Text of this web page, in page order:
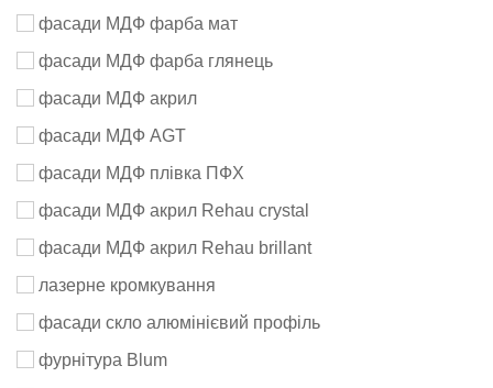
фасади МДФ фарба мат
фасади МДФ фарба глянець
фасади МДФ акрил
фасади МДФ AGT
фасади МДФ плівка ПФХ
фасади МДФ акрил Rehau crystal
фасади МДФ акрил Rehau brillant
лазерне кромкування
фасади скло алюмінієвий профіль
фурнітура Blum